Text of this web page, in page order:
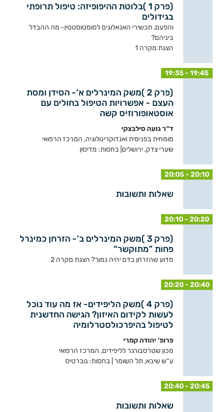
(פרק 1 )בלוטת ההיפופיזה: טיפול תרופתי
בגידולים
והפעם, תכשירי האנאלוגים לסומטוסטטין- מה ההבדל
ביניהם?
הצגת מקרה 1
19:35 - 19:45
(פרק 2 )משק המינרלים א‘- הסידן ומסת
העצם - אפשרויות הטיפול בחולים עם
אוסטאופורוזיס קשה
ד“ר נועה סילבצקי
מומחית בפנימית ואנדוקרינולוגיה, המרכז הרפואי
שערי צדק, ירושלים| בחסות: מדיסון
20:05 - 20:10
שאלות ותשובות
20:10 - 20:20
(פרק 3 )משק המינרלים ב‘- הזרחן כמינרל
פחות ”מתוקשר“
מדוע שהזרחן בדם יהיה נמוך? הצגת מקרה 2
20:20 - 20:40
(פרק 4 )משק הליפידים- אז מה עוד נוכל
לעשות לקידום האיזון? הגישה החדשנית
לטיפול בהיפרכולסטרלומיה
פרופ‘ יהודה קמרי
מכון שטרסבורגר לליפידים, המרכז הרפואי
ע“ש שיבא, תל השומר | בחסות: נוברטיס
20:40 - 20:45
שאלות ותשובות